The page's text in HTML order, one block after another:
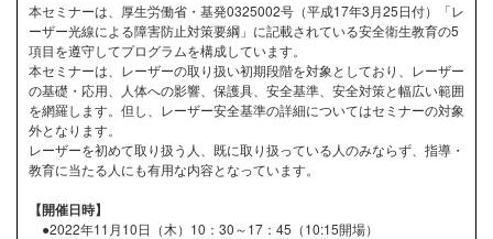
本セミナーは、厚生労働省・基発0325002号（平成17年3月25日付）「レ
ーザー光線による障害防止対策要綱」に記載されている安全衛生教育の5
項目を遵守してプログラムを構成しています。
本セミナーは、レーザーの取り扱い初期段階を対象としており、レーザー
の基礎・応用、人体への影響、保護具、安全基準、安全対策と幅広い範囲
を網羅します。但し、レーザー安全基準の詳細についてはセミナーの対象
外となります。
レーザーを初めて取り扱う人、既に取り扱っている人のみならず、指導・
教育に当たる人にも有用な内容となっています。
【開催日時】
●2022年11月10日（木）10：30～17：45（10:15開場）